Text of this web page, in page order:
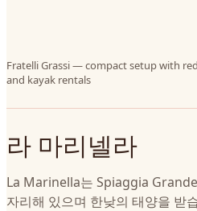
Fratelli Grassi — compact setup with
and kayak rentals
라 마리넬라
La Marinella는 Spiaggia
자리해 있으며 한낮의 태양을 받